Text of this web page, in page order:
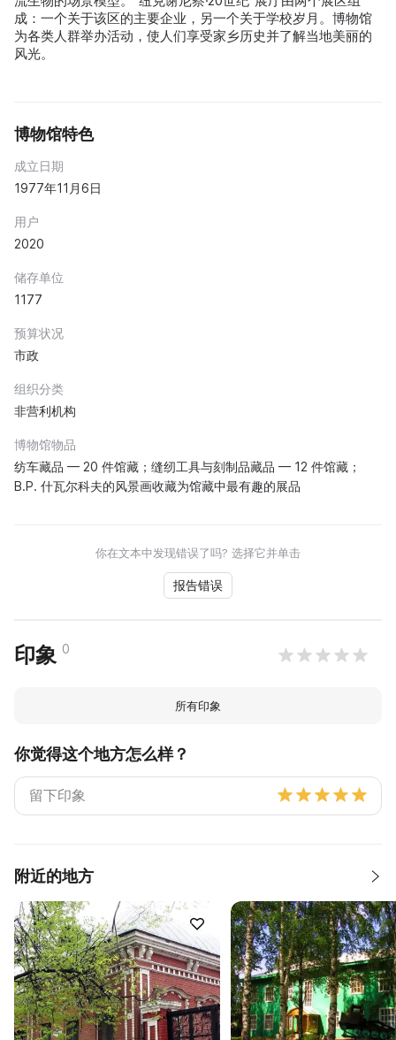
成：一个关于该区的主要企业，另一个关于学校岁月。博物馆
为各类人群举办活动，使人们享受家乡历史并了解当地美丽的
风光。
博物馆特色
成立日期
1977年11月6日
用户
2020
储存单位
1177
预算状况
市政
组织分类
非营利机构
博物馆物品
纺车藏品 — 20 件馆藏；缝纫工具与刻制品藏品 — 12 件馆藏；
B.P. 什瓦尔科夫的风景画收藏为馆藏中最有趣的展品
你在文本中发现错误了吗? 选择它并单击
报告错误
印象 0
所有印象
你觉得这个地方怎么样？
附近的地方